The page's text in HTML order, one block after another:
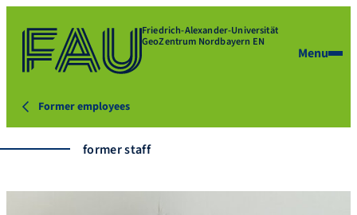
Friedrich-Alexander-Universität
GeoZentrum Nordbayern EN
Menu
Former employees
former staff